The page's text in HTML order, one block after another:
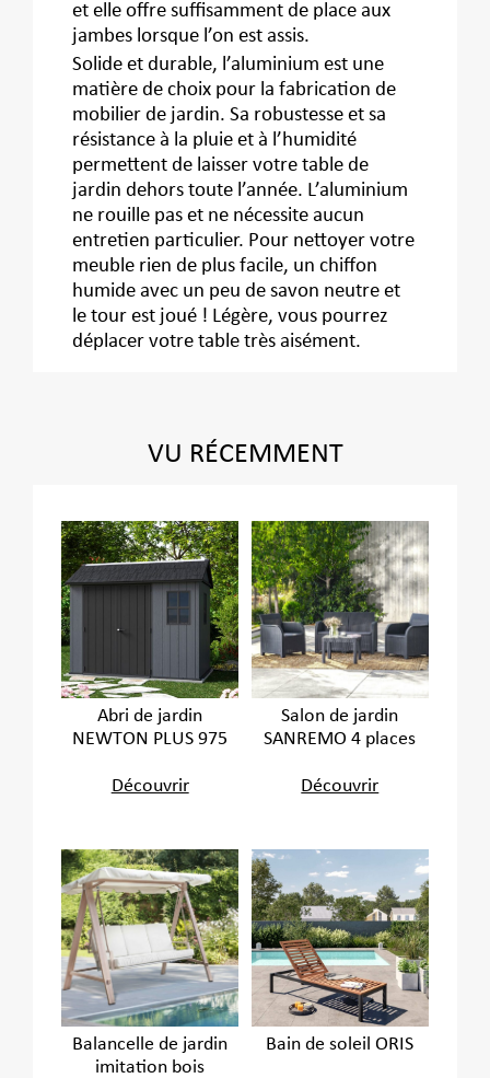
et elle offre suffisamment de place aux
jambes lorsque l’on est assis.
Solide et durable, l’aluminium est une
matière de choix pour la fabrication de
mobilier de jardin. Sa robustesse et sa
résistance à la pluie et à l’humidité
permettent de laisser votre table de
jardin dehors toute l’année. L’aluminium
ne rouille pas et ne nécessite aucun
entretien particulier. Pour nettoyer votre
meuble rien de plus facile, un chiffon
humide avec un peu de savon neutre et
le tour est joué ! Légère, vous pourrez
déplacer votre table très aisément.
VU RÉCEMMENT
Abri de jardin
NEWTON PLUS 975
Découvrir
Salon de jardin
SANREMO 4 places
Découvrir
Balancelle de jardin
imitation bois
Bain de soleil ORIS